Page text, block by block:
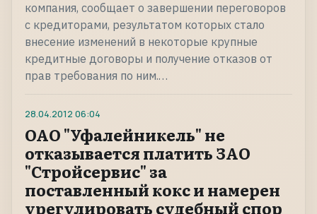
компания, сообщает о завершении переговоров
с кредиторами, результатом которых стало
внесение изменений в некоторые крупные
кредитные договоры и получение отказов от
прав требования по ним.…
28.04.2012 06:04
ОАО "Уфалейникель" не
отказывается платить ЗАО
"Стройсервис" за
поставленный кокс и намерен
урегулировать судебный спор